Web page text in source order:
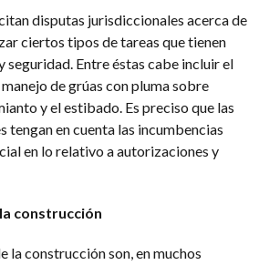
disputas jurisdiccionales acerca de
ciertos tipos de tareas que tienen
seguridad. Entre éstas cabe incluir el
de grúas con pluma sobre
y el estibado. Es preciso que las
tengan en cuenta las incumbencias
en lo relativo a autorizaciones y
construcción
la construcción son, en muchos